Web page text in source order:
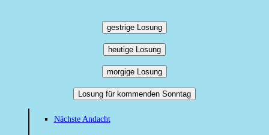
gestrige Losung
heutige Losung
morgige Losung
Losung für kommenden Sonntag
Nächste Andacht